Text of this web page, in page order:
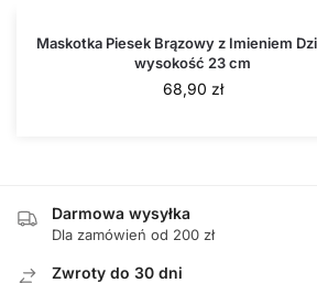
Maskotka Piesek Brązowy z Imieniem
wysokość 23 cm
68,90 zł
Darmowa wysyłka
Dla zamówień od 200 zł
Zwroty do 30 dni